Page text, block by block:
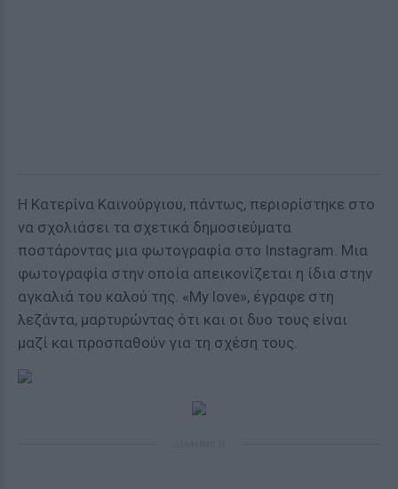
Η Κατερίνα Καινούργιου, πάντως, περιορίστηκε στο
να σχολιάσει τα σχετικά δημοσιεύματα
ποστάροντας μια φωτογραφία στο Instagram. Μια
φωτογραφία στην οποία απεικονίζεται η ίδια στην
αγκαλιά του καλού της. «My love», έγραφε στη
λεζάντα, μαρτυρώντας ότι και οι δυο τους είναι
μαζί και προσπαθούν για τη σχέση τους.